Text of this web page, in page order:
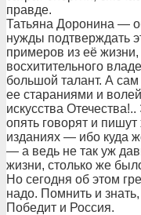
правде.
Татьяна Доронина —
нужды подтверждать
примеров из её
восхитительного
большой талант. А
ее стараниями и
искусства
опять говорят и
изданиях — ибо куда
— а ведь не так уж
жизни, столько же
Но сегодня об этом
надо. Помнить и
Победит и Россия.